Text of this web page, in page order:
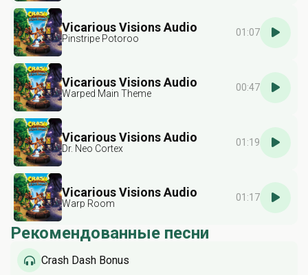
Vicarious Visions Audio
Pinstripe Potoroo
01:07
Vicarious Visions Audio
Warped Main Theme
00:47
Vicarious Visions Audio
Dr. Neo Cortex
01:19
Vicarious Visions Audio
Warp Room
01:17
Рекомендованные песни
Crash Dash Bonus